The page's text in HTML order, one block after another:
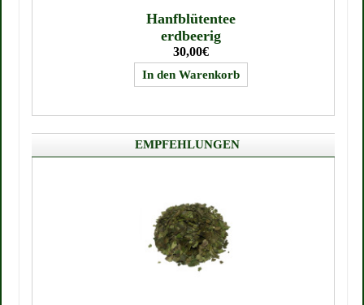
Hanfblütentee
erdbeerig
30,00€
EMPFEHLUNGEN